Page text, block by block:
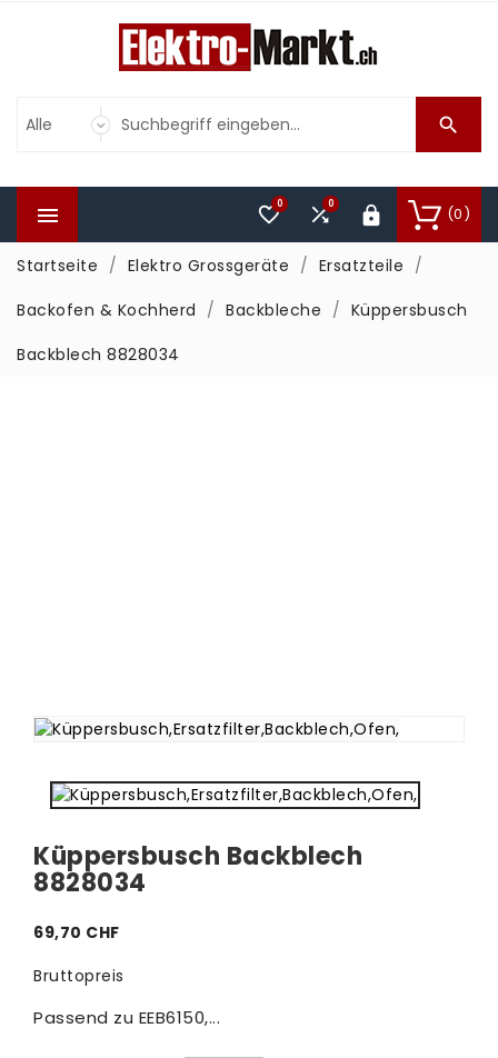

 (0)

0
0
Startseite Elektro Grossgeräte
Ersatzteile
Backofen & Kochherd
Backbleche
Küppersbusch
Backblech 8828034
Küppersbusch Backblech
8828034
69,70 CHF
Bruttopreis
Passend zu EEB6150,...